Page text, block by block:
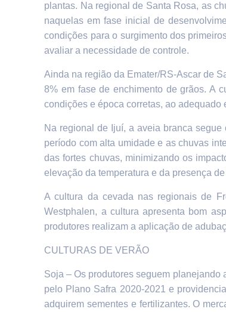
plantas. Na regional de Santa Rosa, as
naquelas em fase inicial de
condições para o surgimento dos
avaliar a necessidade de controle.
Ainda na região da Emater/RS-Ascar de
8% em fase de enchimento de grãos. A
condições e época corretas, ao
Na regional de Ijuí, a aveia branca segue
período com alta umidade e as chuvas
das fortes chuvas, minimizando os
elevação da temperatura e da presença
A cultura da cevada nas regionais de
Westphalen, a cultura apresenta bom
produtores realizam a aplicação de
CULTURAS DE VERÃO
Soja – Os produtores seguem planejando
pelo Plano Safra 2020-2021 e
adquirem sementes e fertilizantes. O